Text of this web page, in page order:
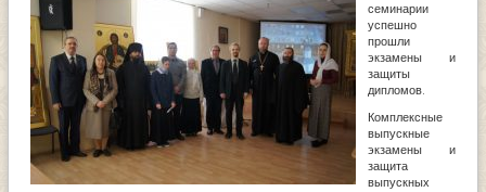
семинарии
успешно
прошли
экзамены и
защиты
дипломов.
Комплексные
выпускные
экзамены и
защита
выпускных